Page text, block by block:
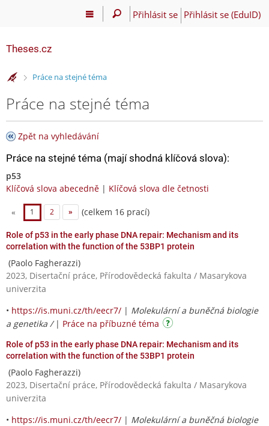
Přihlásit se Přihlásit se (EduID)
Theses.cz
>Práce na stejné téma
Práce na stejné téma
Zpět na vyhledávání
Práce na stejné téma (mají shodná klíčová slova):
p53
Klíčová slova abecedně | Klíčová slova dle četnosti
« 1 2 » (celkem 16 prací)
Role of p53 in the early phase DNA repair: Mechanism and its
correlation with the function of the 53BP1 protein
(Paolo Fagherazzi)
2023, Disertační práce, Přírodovědecká fakulta / Masarykova
univerzita
• https://is.muni.cz/th/eecr7/ | Molekulární a buněčná biologie
a genetika / | Práce na příbuzné téma
Role of p53 in the early phase DNA repair: Mechanism and its
correlation with the function of the 53BP1 protein
(Paolo Fagherazzi)
2023, Disertační práce, Přírodovědecká fakulta / Masarykova
univerzita
• https://is.muni.cz/th/eecr7/ | Molekulární a buněčná biologie